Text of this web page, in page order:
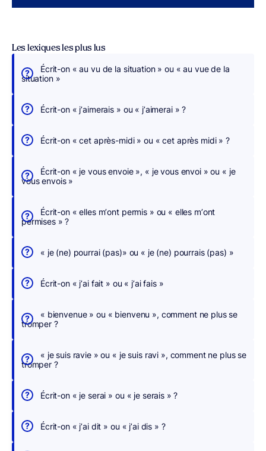
É
r
i
v
e
s
s
h
r
h
e
,
n
u
c
Les lexiques les plus lus
Écrit-on « au vu de la situation » ou « au vue de la
situation »
Écrit-on « j’aimerais » ou « j’aimerai » ?
Écrit-on « cet après-midi » ou « cet après midi » ?
Écrit-on « je vous envoie », « je vous envoi » ou « je
vous envois »
Écrit-on « elles m’ont permis » ou « elles m’ont
permises » ?
« je (ne) pourrai (pas)» ou « je (ne) pourrais (pas) »
Écrit-on « j’ai fait » ou « j’ai fais »
« bienvenue » ou « bienvenu », comment ne plus se
tromper ?
« je suis ravie » ou « je suis ravi », comment ne plus se
tromper ?
Écrit-on « je serai » ou « je serais » ?
Écrit-on « j’ai dit » ou « j’ai dis » ?